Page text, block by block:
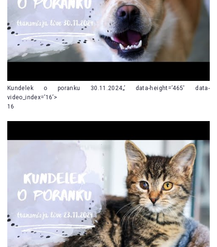
Kundelek o poranku 30.11.2024„’ data-height=’465′ data-
video_index=’16’>
16